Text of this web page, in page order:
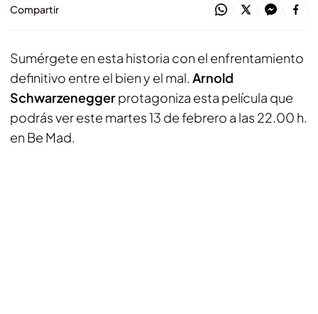
Compartir
Sumérgete en esta historia con el enfrentamiento
definitivo entre el bien y el mal. Arnold
Schwarzeneggerprotagoniza esta película que
podrás ver este martes 13 de febrero a las 22.00 h.
en Be Mad.